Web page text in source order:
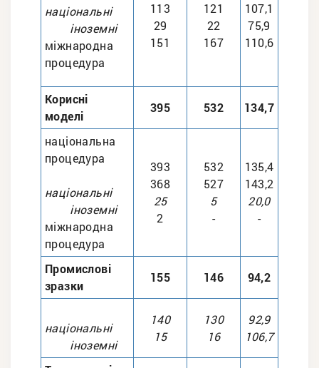
національні
іноземнi
міжнародна
процедура
113
29
151
121
22
167
107,1
75,9
110,6
Корисні
моделі
395 532 134,7
національна
процедура
національні
іноземні
міжнародна
процедура
393
368
25
2
532
527
5
-
135,4
143,2
20,0
-
Промислові
зразки
155 146 94,2
національні
іноземні
140
15
130
16
92,9
106,7